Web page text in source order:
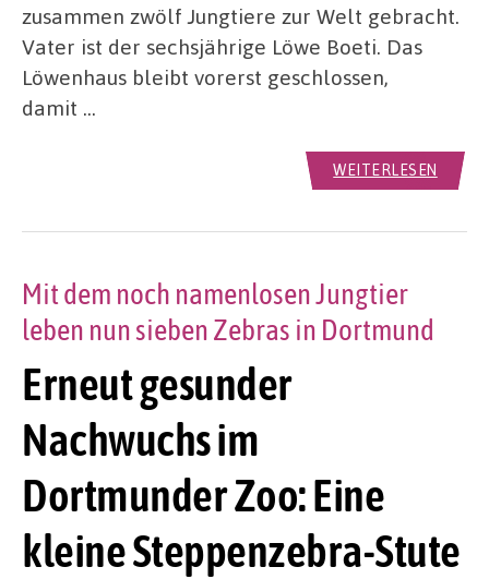
zusammen zwölf Jungtiere zur Welt gebracht.
Vater ist der sechsjährige Löwe Boeti. Das
Löwenhaus bleibt vorerst geschlossen,
damit …
WEITERLESEN
Erneut gesunder
Nachwuchs im
Dortmunder Zoo: Eine
kleine Steppenzebra-Stute
Mit dem noch namenlosen Jungtier
leben nun sieben Zebras in Dortmund